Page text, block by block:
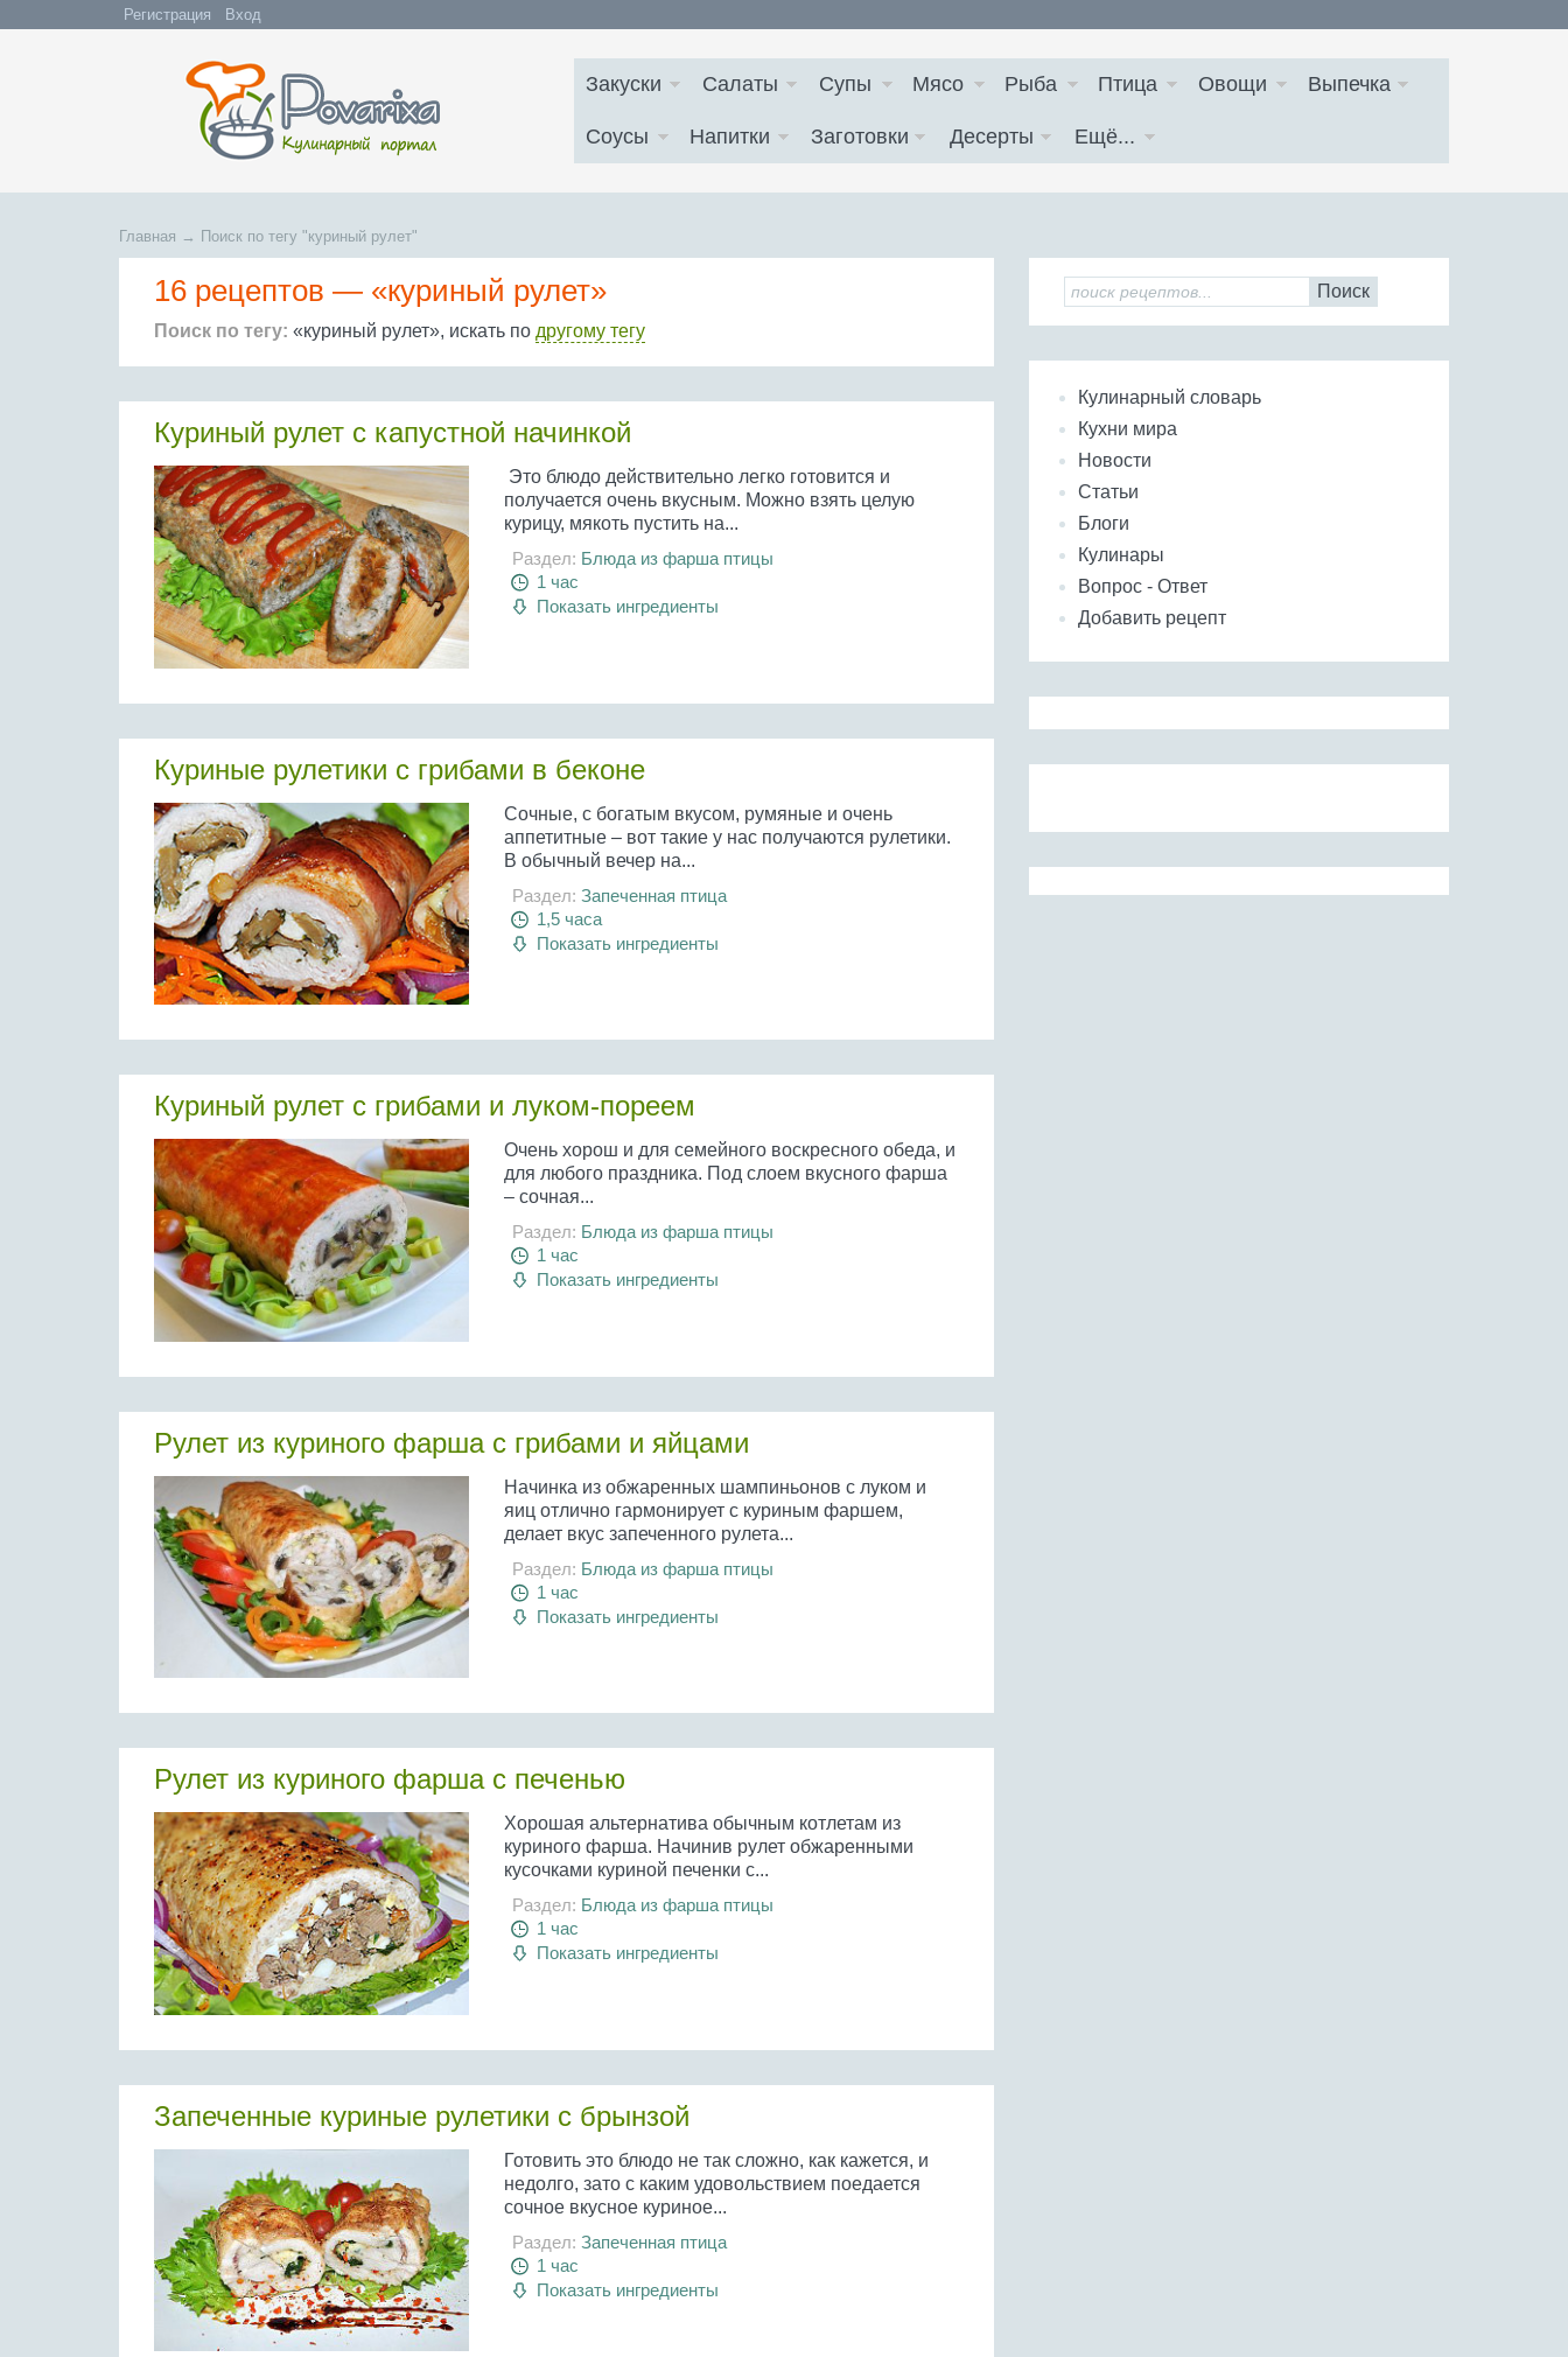
Регистрация Вход
Закуски Салаты Супы Мясо Рыба Птица Овощи Выпечка
Соусы Напитки Заготовки Десерты Ещё...
Главная → Поиск по тегу "куриный рулет"
16 рецептов — «куриный рулет»
Поиск по тегу: «куриный рулет», искать по другому тегу
Куриный рулет с капустной начинкой
Это блюдо действительно легко готовится и
получается очень вкусным. Можно взять целую
курицу, мякоть пустить на...
Раздел: Блюда из фарша птицы
1 час
Показать ингредиенты
Куриные рулетики с грибами в беконе
Сочные, с богатым вкусом, румяные и очень
аппетитные – вот такие у нас получаются рулетики.
В обычный вечер на...
Раздел: Запеченная птица
1,5 часа
Показать ингредиенты
Куриный рулет с грибами и луком-пореем
Очень хорош и для семейного воскресного обеда, и
для любого праздника. Под слоем вкусного фарша
– сочная...
Раздел: Блюда из фарша птицы
1 час
Показать ингредиенты
Рулет из куриного фарша с грибами и яйцами
Начинка из обжаренных шампиньонов с луком и
яиц отлично гармонирует с куриным фаршем,
делает вкус запеченного рулета...
Раздел: Блюда из фарша птицы
1 час
Показать ингредиенты
Рулет из куриного фарша с печенью
Хорошая альтернатива обычным котлетам из
куриного фарша. Начинив рулет обжаренными
кусочками куриной печенки с...
Раздел: Блюда из фарша птицы
1 час
Показать ингредиенты
Запеченные куриные рулетики с брынзой
Готовить это блюдо не так сложно, как кажется, и
недолго, зато с каким удовольствием поедается
сочное вкусное куриное...
Раздел: Запеченная птица
1 час
Показать ингредиенты
Поиск
Кулинарный словарь
Кухни мира
Новости
Статьи
Блоги
Кулинары
Вопрос - Ответ
Добавить рецепт